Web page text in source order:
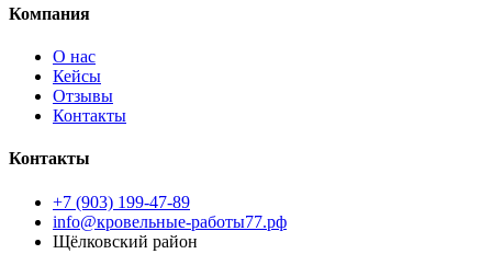
Компания
О нас
Кейсы
Отзывы
Контакты
Контакты
+7 (903) 199-47-89
info@кровельные-работы77.рф
Щёлковский район